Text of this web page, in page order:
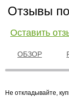
Отзывы
Оставить
ОБЗОР
Не откладывайте,